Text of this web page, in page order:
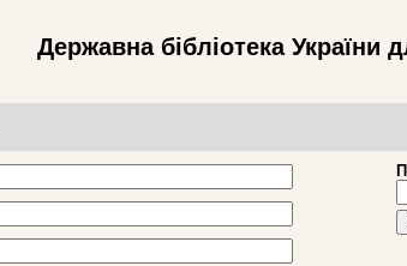
Державна бібліотека України